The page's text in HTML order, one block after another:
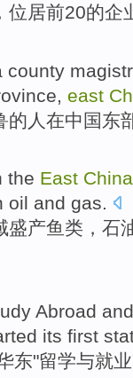
位居前20的企
county
east
的人 在中国东
the East China
oil and gas.
盛产鱼类 ， 石
Abroad and
its first
东"留学与就业